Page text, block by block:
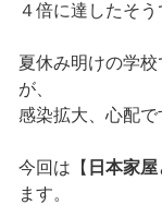
４倍に達したそ
夏休み明けの学
が、
感染拡大、心配で
今回は【 日本家
ます。